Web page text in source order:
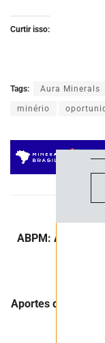
Curtir isso:
Tags: Aura Minerals
minério
ABPM: Além do
Aportes do Banco